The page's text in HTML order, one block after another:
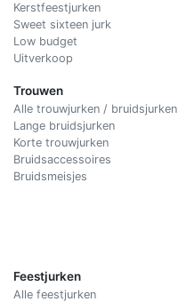
Kerstfeestjurken
Sweet sixteen jurk
Low budget
Uitverkoop
Trouwen
Alle trouwjurken / bruidsjurken
Lange bruidsjurken
Korte trouwjurken
Bruidsaccessoires
Bruidsmeisjes
Feestjurken
Alle feestjurken